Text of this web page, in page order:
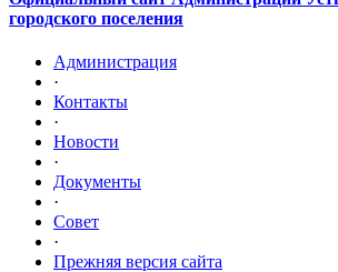
городского поселения
Администрация
·
Контакты
·
Новости
·
Документы
·
Совет
·
Прежняя версия сайта